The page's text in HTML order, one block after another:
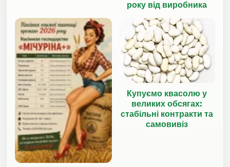
року від виробника
Купуємо квасолю у
великих обсягах:
стабільні контракти та
самовивіз